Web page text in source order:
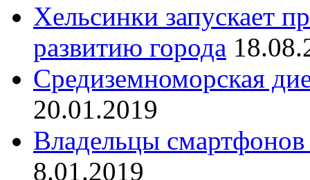
Хельсинки запускает
развитию города
Средиземноморская
20.01.2019
Владельцы
8.01.2019